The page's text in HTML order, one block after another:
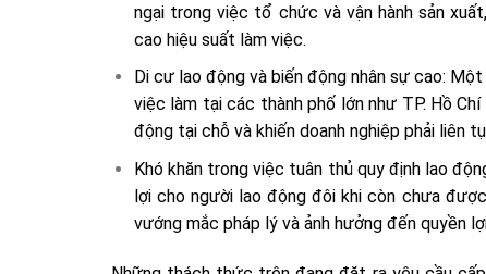
ngại trong việc tổ chức và vận hành sản
cao hiệu suất làm việc.
Di cư lao động và biến động nhân sự cao:
việc làm tại các thành phố lớn như TP. Hồ
động tại chỗ và khiến doanh nghiệp phải liên
Khó khăn trong việc tuân thủ quy định lao
lợi cho người lao động đôi khi còn chưa
vướng mắc pháp lý và ảnh hưởng đến quyền